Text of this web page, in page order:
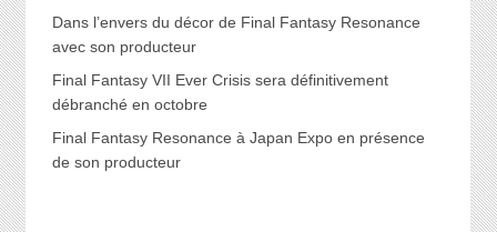
Dans l’envers du décor de Final Fantasy Resonance
avec son producteur
Final Fantasy VII Ever Crisis sera définitivement
débranché en octobre
Final Fantasy Resonance à Japan Expo en présence
de son producteur